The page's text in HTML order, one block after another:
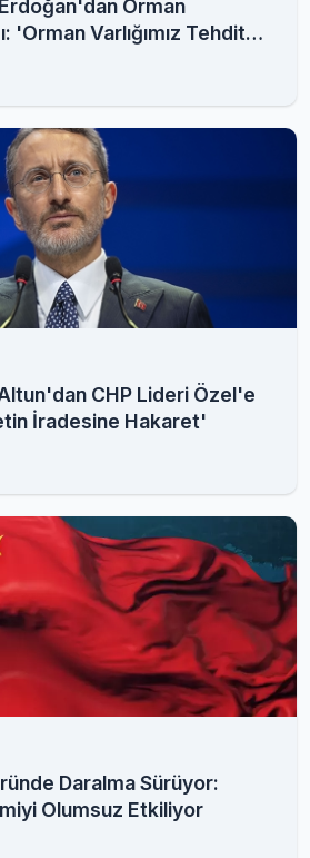
Orman
'Orman Varlığımız Tehdit
CHP Lideri Özel'e
İradesine Hakaret'
Daralma Sürüyor:
Olumsuz Etkiliyor